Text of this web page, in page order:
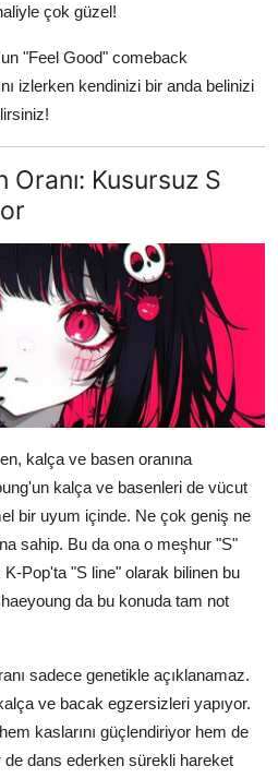
çok güzel!
"Feel Good" comeback
izlerken kendinizi bir anda belinizi
Oranı: Kusursuz S
kalça ve basen oranına
kalça ve basenleri de vücut
bir uyum içinde. Ne çok geniş ne
sahip. Bu da ona o meşhur "S"
Pop'ta "S line" olarak bilinen bu
da bu konuda tam not
sadece genetikle açıklanamaz.
ve bacak egzersizleri yapıyor.
kaslarını güçlendiriyor hem de
dans ederken sürekli hareket